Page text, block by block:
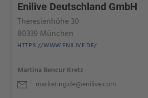
Enilive Deutschland GmbH
Theresienhöhe 30
80339 München
HTTPS://WWW.ENILIVE.DE/
Martina Bencur Kretz
marketing.de@enilive.com